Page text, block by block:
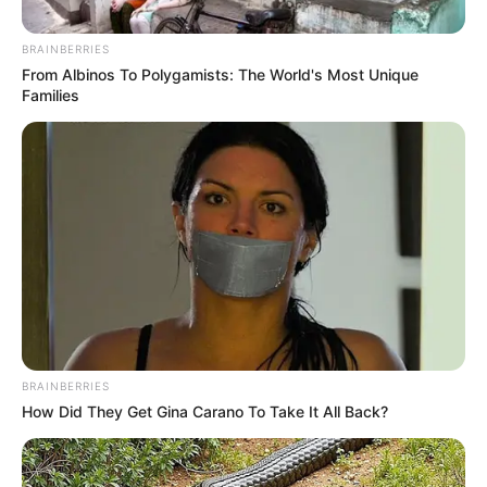
Composición Alerta Bogotá - Tránsito y Movilidad -
Colprensa.
Pico y placa en Bogotá del 4 al 10 agosto: no se confíe y
evite multas
Por: July Morales
Agosto 3, 2025
BRAINBERRIES
From Albinos To Polygamists: The World's Most Unique
Families
BRAINBERRIES
How Did They Get Gina Carano To Take It All Back?